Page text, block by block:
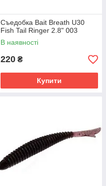
Съедобка Bait Breath U30
Fish Tail Ringer 2.8" 003
В наявності
220 ₴
Купити